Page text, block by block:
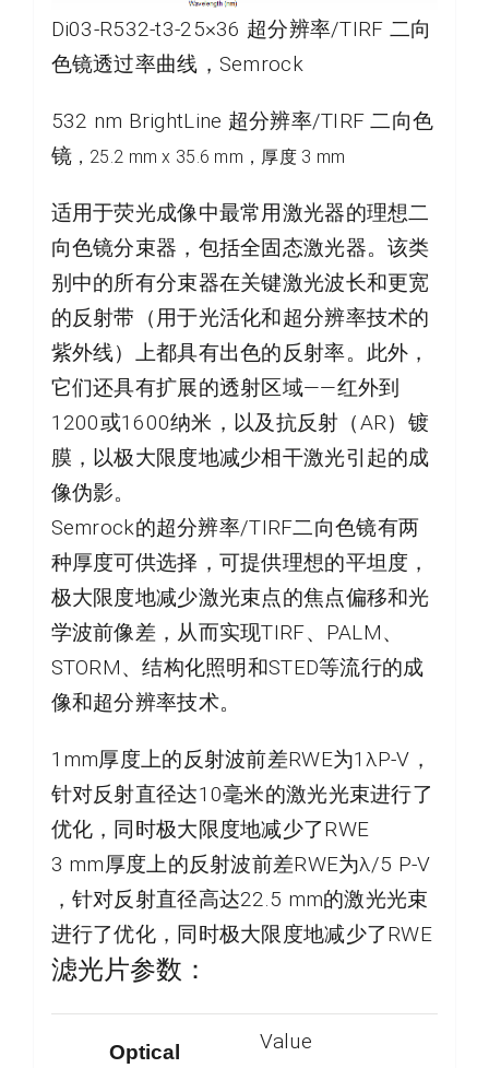
Di03-R532-t3-25×36 超分辨率/TIRF 二向
色镜透过率曲线，Semrock
532 nm BrightLine 超分辨率/TIRF 二向色
镜，25.2 mm x 35.6 mm，厚度 3 mm
适用于荧光成像中最常用激光器的理想二
向色镜分束器，包括全固态激光器。该类
别中的所有分束器在关键激光波长和更宽
的反射带（用于光活化和超分辨率技术的
紫外线）上都具有出色的反射率。此外，
它们还具有扩展的透射区域——红外到
1200或1600纳米，以及抗反射（AR）镀
膜，以极大限度地减少相干激光引起的成
像伪影。
Semrock的超分辨率/TIRF二向色镜有两
种厚度可供选择，可提供理想的平坦度，
极大限度地减少激光束点的焦点偏移和光
学波前像差，从而实现TIRF、PALM、
STORM、结构化照明和STED等流行的成
像和超分辨率技术。
1mm厚度上的反射波前差RWE为1λP-V，
针对反射直径达10毫米的激光光束进行了
优化，同时极大限度地减少了RWE
3 mm厚度上的反射波前差RWE为λ/5 P-V
，针对反射直径高达22.5 mm的激光光束
进行了优化，同时极大限度地减少了RWE
滤光片参数：
Optical Value